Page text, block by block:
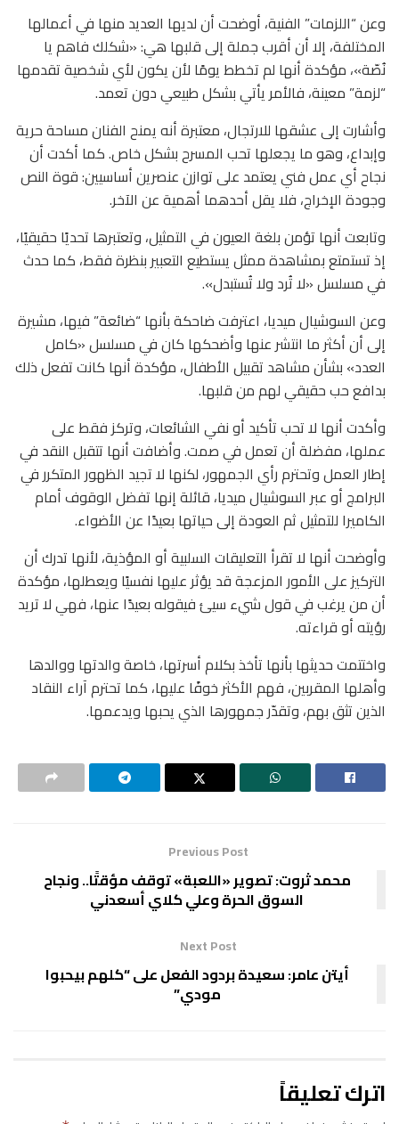
وعن “اللزمات” الفنية، أوضحت أن لديها العديد منها في أعمالها
المختلفة، إلا أن أقرب جملة إلى قلبها هي: «شكلك فاهم يا
نُصّة»، مؤكدة أنها لم تخطط يومًا لأن يكون لأي شخصية تقدمها
“لزمة” معينة، فالأمر يأتي بشكل طبيعي دون تعمد.
وأشارت إلى عشقها للارتجال، معتبرة أنه يمنح الفنان مساحة حرية
وإبداع، وهو ما يجعلها تحب المسرح بشكل خاص. كما أكدت أن
نجاح أي عمل فني يعتمد على توازن عنصرين أساسيين: قوة النص
وجودة الإخراج، فلا يقل أحدهما أهمية عن الآخر.
وتابعت أنها تؤمن بلغة العيون في التمثيل، وتعتبرها تحديًا حقيقيًا،
إذ تستمتع بمشاهدة ممثل يستطيع التعبير بنظرة فقط، كما حدث
في مسلسل «لا تُرد ولا تُستبدل».
وعن السوشيال ميديا، اعترفت ضاحكة بأنها “ضائعة” فيها، مشيرة
إلى أن أكثر ما انتشر عنها وأضحكها كان في مسلسل «كامل
العدد» بشأن مشاهد تقبيل الأطفال، مؤكدة أنها كانت تفعل ذلك
بدافع حب حقيقي لهم من قلبها.
وأكدت أنها لا تحب تأكيد أو نفي الشائعات، وتركز فقط على
عملها، مفضلة أن تعمل في صمت. وأضافت أنها تتقبل النقد في
إطار العمل وتحترم رأي الجمهور، لكنها لا تجيد الظهور المتكرر في
البرامج أو عبر السوشيال ميديا، قائلة إنها تفضل الوقوف أمام
الكاميرا للتمثيل ثم العودة إلى حياتها بعيدًا عن الأضواء.
وأوضحت أنها لا تقرأ التعليقات السلبية أو المؤذية، لأنها تدرك أن
التركيز على الأمور المزعجة قد يؤثر عليها نفسيًا ويعطلها، مؤكدة
أن من يرغب في قول شيء سيئ فيقوله بعيدًا عنها، فهي لا تريد
رؤيته أو قراءته.
واختتمت حديثها بأنها تأخذ بكلام أسرتها، خاصة والدتها ووالدها
وأهلها المقربين، فهم الأكثر خوفًا عليها، كما تحترم آراء النقاد
الذين تثق بهم، وتقدّر جمهورها الذي يحبها ويدعمها.
Previous Post
محمد ثروت: تصوير «اللعبة» توقف مؤقتًا.. ونجاح
السوق الحرة وعلي كلاي أسعدني
Next Post
أيتن عامر: سعيدة بردود الفعل على “كلهم بيحبوا
مودي”
اترك تعليقاً